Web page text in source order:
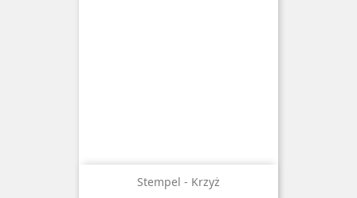
Stempel - Krzyż